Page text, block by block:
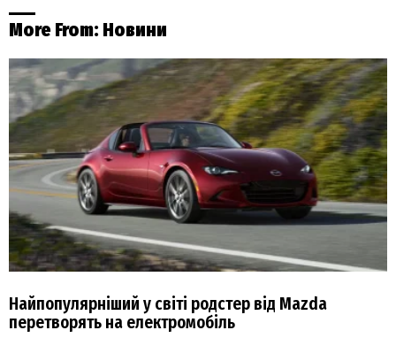
More From: Новини
Найпопулярніший у світі родстер від Mazda
перетворять на електромобіль